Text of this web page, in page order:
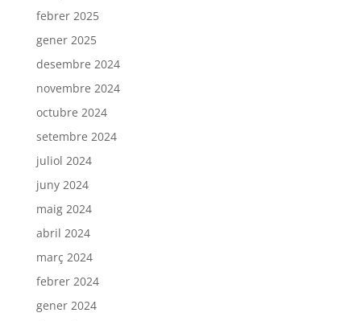
febrer 2025
gener 2025
desembre 2024
novembre 2024
octubre 2024
setembre 2024
juliol 2024
juny 2024
maig 2024
abril 2024
març 2024
febrer 2024
gener 2024